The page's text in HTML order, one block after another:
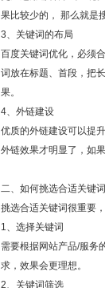
果比较少的， 那么就是
3、关键词的布局
百度关键词优化，必须
词放在标题、首段，把
果。
4、外链建设
优质的外链建设可以提
外链效果才明显了，如
二、如何挑选合适关键
挑选合适关键词很重要
1、选择关键词
需要根据网站产品/服务
求，效果会更理想。
2、关键词筛选